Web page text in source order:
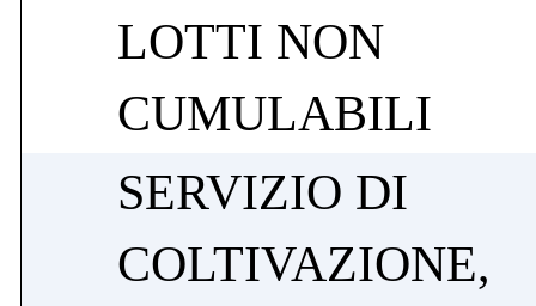
LOTTI NON
CUMULABILI
SERVIZIO DI
COLTIVAZIONE,